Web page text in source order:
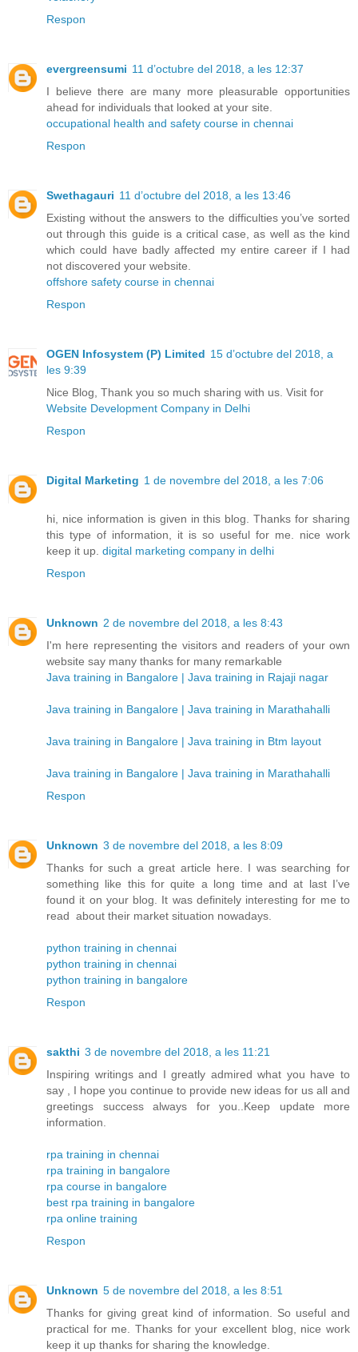
Respon
evergreensumi 11 d’octubre del 2018, a les 12:37
I believe there are many more pleasurable opportunities
ahead for individuals that looked at your site.
occupational health and safety course in chennai
Respon
Swethagauri 11 d’octubre del 2018, a les 13:46
Existing without the answers to the difficulties you’ve sorted
out through this guide is a critical case, as well as the kind
which could have badly affected my entire career if I had
not discovered your website.
offshore safety course in chennai
Respon
OGEN Infosystem (P) Limited 15 d’octubre del 2018, a
les 9:39
Nice Blog, Thank you so much sharing with us. Visit for
Website Development Company in Delhi
Respon
Digital Marketing 1 de novembre del 2018, a les 7:06
hi, nice information is given in this blog. Thanks for sharing
this type of information, it is so useful for me. nice work
keep it up. digital marketing company in delhi
Respon
Unknown 2 de novembre del 2018, a les 8:43
I'm here representing the visitors and readers of your own
website say many thanks for many remarkable
Java training in Bangalore | Java training in Rajaji nagar
Java training in Bangalore | Java training in Marathahalli
Java training in Bangalore | Java training in Btm layout
Java training in Bangalore | Java training in Marathahalli
Respon
Unknown 3 de novembre del 2018, a les 8:09
Thanks for such a great article here. I was searching for
something like this for quite a long time and at last I’ve
found it on your blog. It was definitely interesting for me to
read about their market situation nowadays.
python training in chennai
python training in chennai
python training in bangalore
Respon
sakthi 3 de novembre del 2018, a les 11:21
Inspiring writings and I greatly admired what you have to
say , I hope you continue to provide new ideas for us all and
greetings success always for you..Keep update more
information.
rpa training in chennai
rpa training in bangalore
rpa course in bangalore
best rpa training in bangalore
rpa online training
Respon
Unknown 5 de novembre del 2018, a les 8:51
Thanks for giving great kind of information. So useful and
practical for me. Thanks for your excellent blog, nice work
keep it up thanks for sharing the knowledge.